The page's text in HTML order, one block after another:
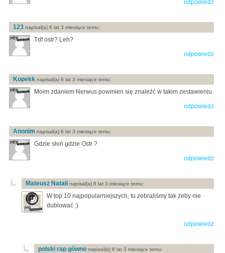
odpowiedz
123 napisal(a) 6 lat 3 miesiące temu:
Tdf ostr? Leh?
odpowiedz
Kopekk napisal(a) 6 lat 3 miesiące temu:
Moim zdaniem Nerwus powinien się znaleźć w takim zestawieniu.
odpowiedz
Anonim napisal(a) 6 lat 3 miesiące temu:
Gdzie słoń gdzie Ostr ?
odpowiedz
Mateusz Natali napisal(a) 6 lat 3 miesiące temu:
W top 10 najpopularniejszych, tu zebraliśmy tak żeby nie
dublować :)
odpowiedz
polski rap gówno napisal(a) 6 lat 3 miesiące temu: